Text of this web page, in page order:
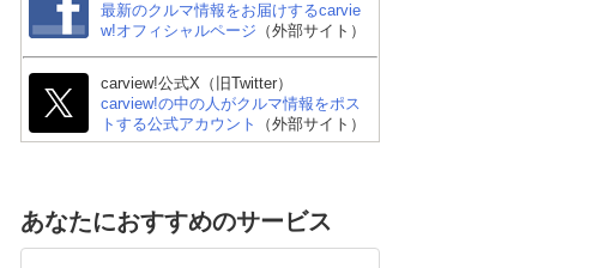
最新のクルマ情報をお届けするcarvie
w!オフィシャルページ （外部サイト）
carview!公式X（旧Twitter）
carview!の中の人がクルマ情報をポス
トする公式アカウント
（外部サイト）
あなたにおすすめのサービス